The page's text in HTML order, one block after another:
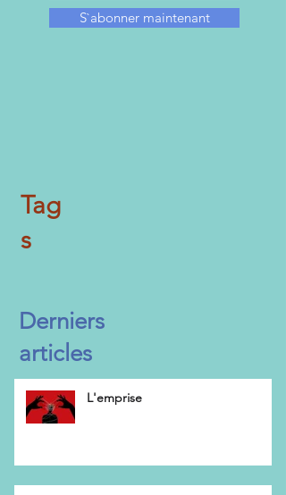
S`abonner maintenant
Derniers
articles
Tag
s
L'emprise